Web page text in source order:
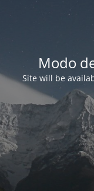
Modo
Site will be